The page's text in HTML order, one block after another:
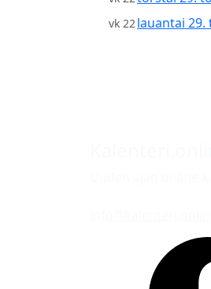
vk 22 lauantai